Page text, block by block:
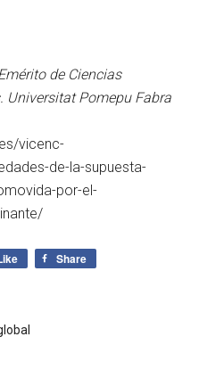
de Ciencias
Pomepu Fabra
vicenc-
de-la-supuesta-
por-el-
Share